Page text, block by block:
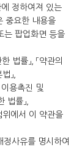
정하여져 있는
중요한 내용을
는 팝업화면 등을
법률」, 「약관의
」,
이용촉진 및
법률」,
위에서 이 약관을
사유를 명시하여